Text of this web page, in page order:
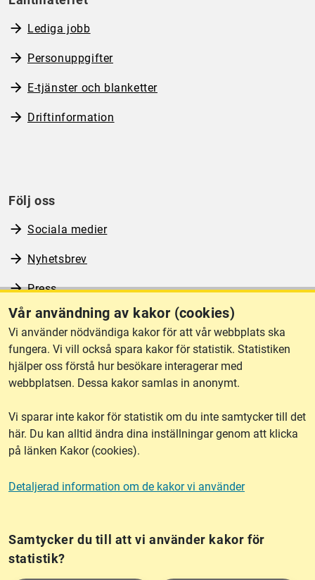
Vår användning av kakor (cookies)
Vi använder nödvändiga kakor för att vår webbplats ska
fungera. Vi vill också spara kakor för statistik. Statistiken
hjälper oss förstå hur besökare interagerar med
webbplatsen. Dessa kakor samlas in anonymt.
Vi sparar inte kakor för statistik om du inte samtycker till det
här. Du kan alltid ändra dina inställningar genom att klicka
på länken Kakor (cookies).
Detaljerad information om de kakor vi använder
Samtycker du till att vi använder kakor för
statistik?
Lediga jobb
Personuppgifter
E-tjänster och blanketter
Driftinformation
Följ oss
Sociala medier
Nyhetsbrev
Press
RSS
Om webbplatsen
Tillgänglighet
Other languages
Kakor (cookies)